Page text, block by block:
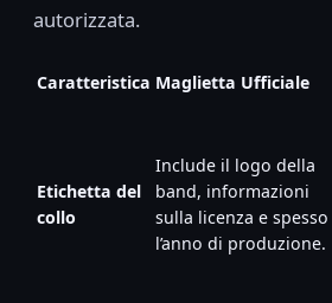
autorizzata.
Caratteristica Maglietta Ufficiale
Etichetta del
collo
Include il logo della
band, informazioni
sulla licenza e spesso
l’anno di produzione.